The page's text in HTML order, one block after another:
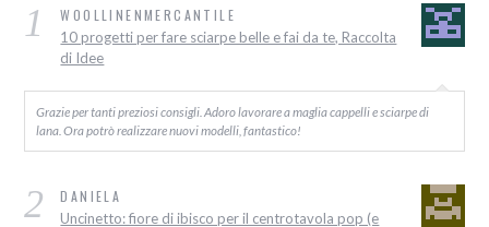
1 WOOLLINENMERCANTILE
10 progetti per fare sciarpe belle e fai da te, Raccolta
di Idee
Grazie per tanti preziosi consigli. Adoro lavorare a maglia cappelli e sciarpe di
lana. Ora potrò realizzare nuovi modelli, fantastico!
2 DANIELA
Uncinetto: fiore di ibisco per il centrotavola pop (e